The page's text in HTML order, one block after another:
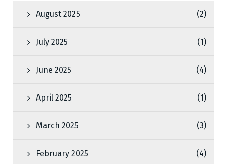
August 2025 (2)
July 2025 (1)
June 2025 (4)
April 2025 (1)
March 2025 (3)
February 2025 (4)